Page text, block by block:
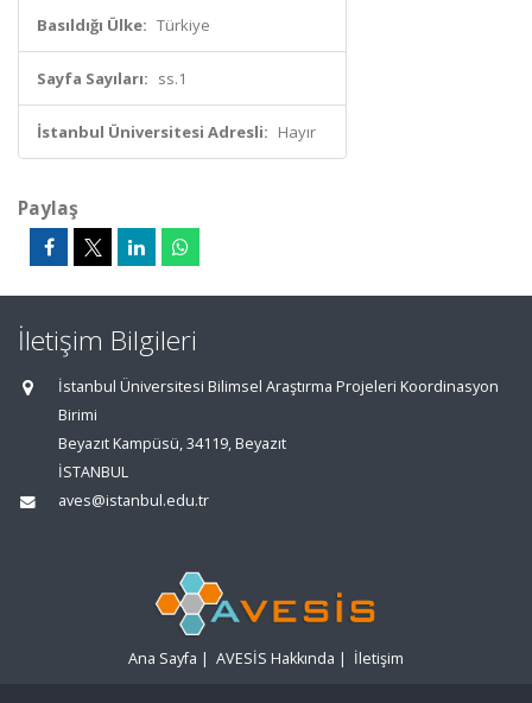
Basıldığı Ülke: Türkiye
Sayfa Sayıları: ss.1
İstanbul Üniversitesi Adresli: Hayır
Paylaş
İletişim Bilgileri
İstanbul Üniversitesi Bilimsel Araştırma Projeleri Koordinasyon
Birimi
Beyazıt Kampüsü, 34119, Beyazıt
İSTANBUL
aves@istanbul.edu.tr
Ana Sayfa | AVESİS Hakkında | İletişim